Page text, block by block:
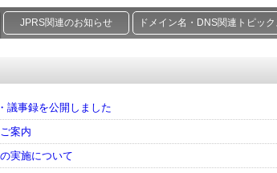
JPRS関連のお知らせ ドメイン名・DNS関連トピック
議事録を公開しました
案内
実施について